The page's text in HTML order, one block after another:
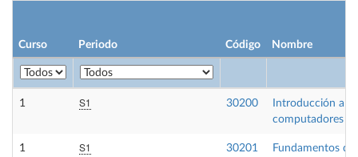
Curso Periodo Código Nombre
1 S1 30200
Introducción a
computadores
1 S1 30201
Fundamentos de